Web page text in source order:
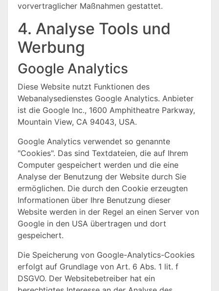
vorvertraglicher Maßnahmen gestattet.
4. Analyse Tools und
Werbung
Google Analytics
Diese Website nutzt Funktionen des
Webanalysedienstes Google Analytics. Anbieter
ist die Google Inc., 1600 Amphitheatre Parkway,
Mountain View, CA 94043, USA.
Google Analytics verwendet so genannte
"Cookies". Das sind Textdateien, die auf Ihrem
Computer gespeichert werden und die eine
Analyse der Benutzung der Website durch Sie
ermöglichen. Die durch den Cookie erzeugten
Informationen über Ihre Benutzung dieser
Website werden in der Regel an einen Server von
Google in den USA übertragen und dort
gespeichert.
Die Speicherung von Google-Analytics-Cookies
erfolgt auf Grundlage von Art. 6 Abs. 1 lit. f
DSGVO. Der Websitebetreiber hat ein